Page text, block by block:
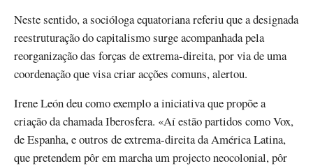
Neste sentido, a socióloga equatoriana referiu que a designada
reestruturação do capitalismo surge acompanhada pela
reorganização das forças de extrema-direita, por via de uma
coordenação que visa criar acções comuns, alertou.
Irene León deu como exemplo a iniciativa que propõe a
criação da chamada Iberosfera. «Aí estão partidos como Vox,
de Espanha, e outros de extrema-direita da América Latina,
que pretendem pôr em marcha um projecto neocolonial, pôr